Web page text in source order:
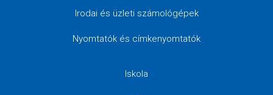
Irodai és üzleti számológépek
Nyomtatók és címkenyomtatók
Iskola